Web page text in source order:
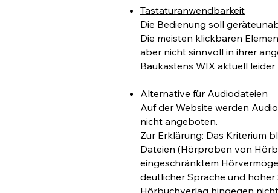
Tastaturanwendbarkeit
Die Bedienung soll
Die meisten klickbaren
aber nicht sinnvoll in ihrer
Baukastens WIX aktuell leider
Alternative für Audiodateien
Auf der Website werden
nicht angeboten.
Zur Erklärung: Das Kriterium
Dateien (Hörproben von
eingeschränktem
deutlicher Sprache und
Hörbuchverlag hingegen